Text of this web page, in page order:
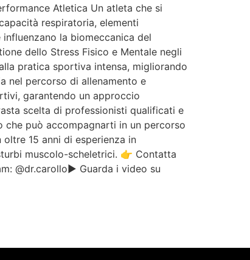
Atletica Un atleta che si
respiratoria, elementi
la biomeccanica del
dello Stress Fisico e Mentale negli
pratica sportiva intensa, migliorando
nel percorso di allenamento e
garantendo un approccio
scelta di professionisti qualificati e
che può accompagnarti in un percorso
15 anni di esperienza in
muscolo-scheletrici. 👉 Contatta
@dr.carollo▶️ Guarda i video su